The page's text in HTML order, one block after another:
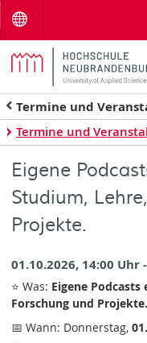
Termine und
Termine und
Eigene
Studium,
Projekte.
01.10.2026, 14:00 Uhr
⭐ Was: Eigene
Forschung und Projekte.
📅 Wann: Donnerstag,